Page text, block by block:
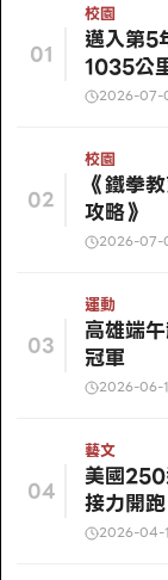
01
校園
邁入第5
1035公
2026-07-
02
校園
《鐵拳
攻略》
2026-07-
03
運動
高雄端
冠軍
2026-06-
04
藝文
美國
接力開跑
2026-04-